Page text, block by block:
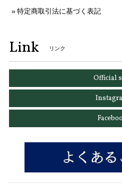
特定商取引法に基づく表記
Link リンク
Official